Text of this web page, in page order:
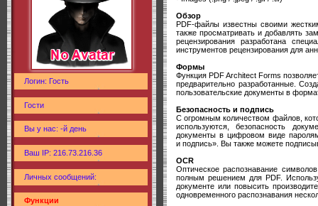
Логин: Гость
Гости
Вы у нас: -й день
Ваш IP: 216.73.216.36
Личных сообщений:
Функции
Обзор
PDF-файлы известны своими
также просматривать и добавлять
рецензирования разработана
инструментов рецензирования для
Формы
Функция PDF Architect Forms
предварительно разработанные.
пользовательские документы в
Безопасность и подпись
С огромным количеством файлов,
используются, безопасность
документы в цифровом виде
и подпись». Вы также можете
OCR
Оптическое распознавание
полным решением для PDF.
документе или повысить
одновременного распознавания